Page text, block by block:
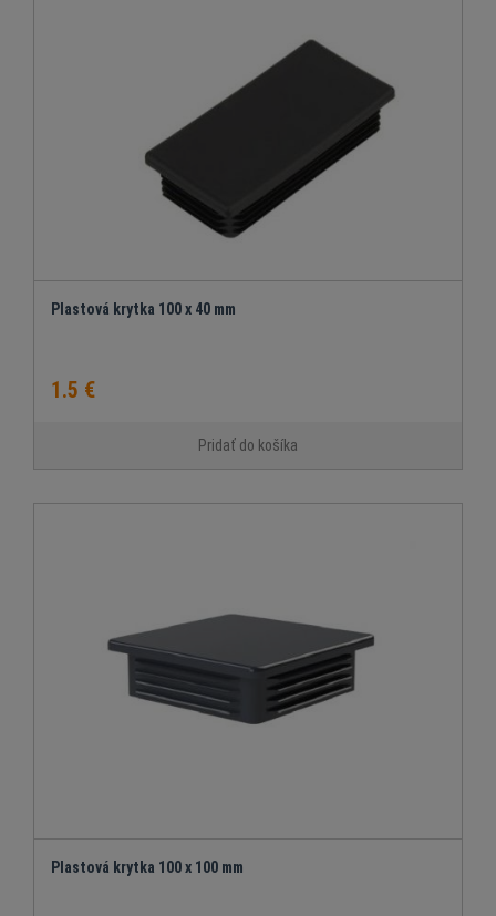
Plastová krytka 100 x 40 mm
1.5 €
Pridať do košíka
Plastová krytka 100 x 100 mm